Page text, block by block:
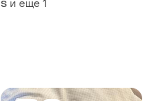
меланж.
S и еще 1